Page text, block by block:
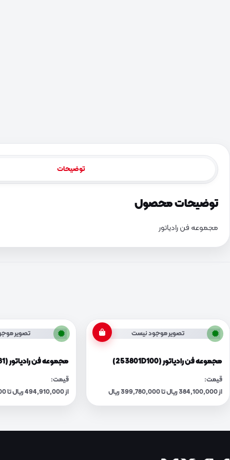
توضیحات
توضیحات محصول
مجموعه فن رادیاتور
تصویر موجود نیست
مجموعه فن رادیاتور (253801D100)
قیمت:
از 384,100,000 ریال تا 399,780,000 ریال
تصویر
مجموعه فن رادیاتور (253801F381)
قیمت:
از 494,910,000 ریال تا 515,110,000 ریال